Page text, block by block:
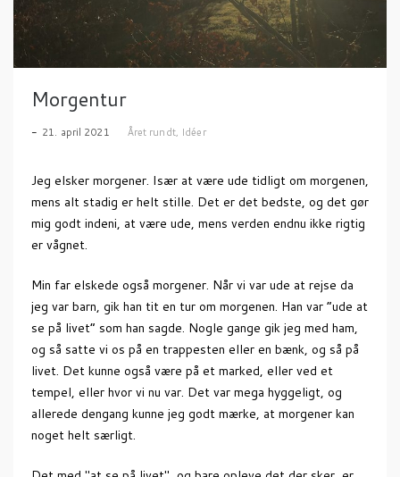
Morgentur
21. april 2021 Året rundt, Idéer
Jeg elsker morgener. Især at være ude tidligt om morgenen,
mens alt stadig er helt stille. Det er det bedste, og det gør
mig godt indeni, at være ude, mens verden endnu ikke rigtig
er vågnet.
Min far elskede også morgener. Når vi var ude at rejse da
jeg var barn, gik han tit en tur om morgenen. Han var “ude at
se på livet” som han sagde. Nogle gange gik jeg med ham,
og så satte vi os på en trappesten eller en bænk, og så på
livet. Det kunne også være på et marked, eller ved et
tempel, eller hvor vi nu var. Det var mega hyggeligt, og
allerede dengang kunne jeg godt mærke, at morgener kan
noget helt særligt.